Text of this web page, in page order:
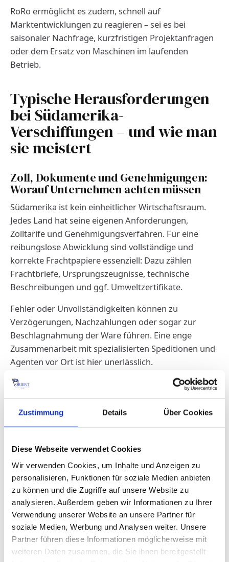
Zustimmung Details Über Cookies
Diese Webseite verwendet Cookies
Wir verwenden Cookies, um Inhalte und Anzeigen zu
personalisieren, Funktionen für soziale Medien anbieten
zu können und die Zugriffe auf unsere Website zu
analysieren. Außerdem geben wir Informationen zu Ihrer
Verwendung unserer Website an unsere Partner für
soziale Medien, Werbung und Analysen weiter. Unsere
Partner führen diese Informationen möglicherweise mit
weiteren Daten zusammen, die Sie ihnen bereitgestellt
RoRo ermöglicht es zudem, schnell auf
Marktentwicklungen zu reagieren – sei es bei
saisonaler Nachfrage, kurzfristigen Projektanfragen
oder dem Ersatz von Maschinen im laufenden
Betrieb.
Typische Herausforderungen
bei Südamerika-
Verschiffungen – und wie man
sie meistert
Zoll, Dokumente und Genehmigungen:
Worauf Unternehmen achten müssen
Südamerika ist kein einheitlicher Wirtschaftsraum.
Jedes Land hat seine eigenen Anforderungen,
Zolltarife und Genehmigungsverfahren. Für eine
reibungslose Abwicklung sind vollständige und
korrekte Frachtpapiere essenziell: Dazu zählen
Frachtbriefe, Ursprungszeugnisse, technische
Beschreibungen und ggf. Umweltzertifikate.
Fehler oder Unvollständigkeiten können zu
Verzögerungen, Nachzahlungen oder sogar zur
Beschlagnahmung der Ware führen. Eine enge
Zusammenarbeit mit spezialisierten Speditionen und
Agenten vor Ort ist hier unerlässlich.
Sprachbarrieren, Bürokratie und lokale
Besonderheiten: Tipps aus der Praxis
Obwohl Spanisch und Portugiesisch die
Begriffe, Anforderungen und Behördenabläufe von
Verzögerungen. Lokale Partner, die mit der
Bürokratie vertraut sind, wirken hier als kulturelle
und fachliche Brückenbauer.
Auch das Timing ist entscheidend: Feiertage,
politische Umbrüche oder Hafenstreiks können
Abläufe beeinträchtigen. Vorausschauende Planung